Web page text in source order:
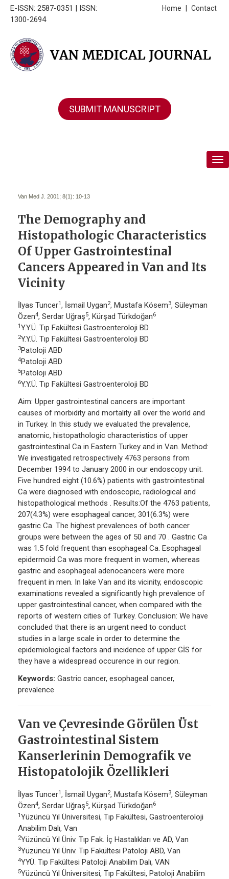
E-ISSN: 2587-0351 | ISSN:
1300-2694
Contact
Home
SUBMIT MANUSCRIPT
Van Med J. 2001; 8(1): 10-13
The Demography and
Histopathologic Characteristics
Of Upper Gastrointestinal
Cancers Appeared in Van and Its
Vicinity
İlyas Tuncer1, İsmail Uygan2, Mustafa Kösem3, Süleyman
Özen4, Serdar Uğraş5, Kürşad Türkdoğan6
1Y.Y.Ü. Tıp Fakültesi Gastroenteroloji BD
2Y.Y.Ü. Tıp Fakültesi Gastroenteroloji BD
3Patoloji ABD
4Patoloji ABD
5Patoloji ABD
6Y.Y.Ü. Tıp Fakültesi Gastroenteroloji BD
Aim: Upper gastrointestinal cancers are important
causes of morbidity and mortality all over the world and
in Turkey. In this study we evaluated the prevalence,
anatomic, histopathologic characteristics of upper
gastrointestinal Ca in Eastern Turkey and in Van. Method:
We investigated retrospectively 4763 persons from
December 1994 to January 2000 in our endoscopy unit.
Five hundred eight (10.6%) patients with gastrointestinal
Ca were diagnosed with endoscopic, radiological and
histopathological methods . Results:Of the 4763 patients,
207(4.3%) were esophageal cancer, 301(6.3%) were
gastric Ca. The highest prevalences of both cancer
groups were between the ages of 50 and 70 . Gastric Ca
was 1.5 fold frequent than esophageal Ca. Esophageal
epidermoid Ca was more frequent in women, whereas
gastric and esophageal adenocancers were more
frequent in men. In lake Van and its vicinity, endoscopic
examinations revealed a significantly high prevalence of
upper gastrointestinal cancer, when compared with the
reports of western cities of Turkey. Conclusion: We have
concluded that there is an urgent need to conduct
studies in a large scale in order to determine the
epidemiological factors and incidence of upper GİS for
they have a widespread occurence in our region.
Keywords: Gastric cancer, esophageal cancer,
prevalence
Van ve Çevresinde Görülen Üst
Gastrointestinal Sistem
Kanserlerinin Demografik ve
Histopatolojik Özellikleri
İlyas Tuncer1, İsmail Uygan2, Mustafa Kösem3, Süleyman
Özen4, Serdar Uğraş5, Kürşad Türkdoğan6
1Yüzüncü Yıl Üniversitesi, Tıp Fakültesi, Gastroenteroloji
Anabilim Dalı, Van
2Yüzüncü Yıl Üniv. Tıp Fak. İç Hastalıkları ve AD, Van
3Yüzüncü Yıl Üniv. Tıp Fakültesi Patoloji ABD, Van
4YYÜ. Tıp Fakültesi Patoloji Anabilim Dalı, VAN
5Yüzüncü Yıl Üniversitesi, Tıp Fakültesi, Patoloji Anabilim